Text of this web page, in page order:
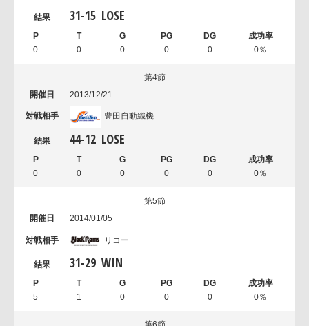
31-15 LOSE
0 0 0 0 0 0％
第4節
2013/12/21
豊田自動織機
44-12 LOSE
0 0 0 0 0 0％
第5節
2014/01/05
リコー
31-29 WIN
5 1 0 0 0 0％